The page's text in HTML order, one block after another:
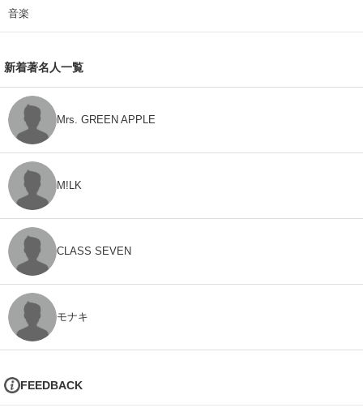
音楽
新着著名人一覧
Mrs. GREEN APPLE
M!LK
CLASS SEVEN
モナキ
FEEDBACK